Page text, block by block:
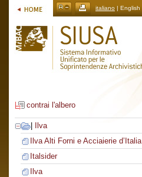
italiano | English
contrai l'albero
Ilva
Ilva Alti Forni e Acciaierie d’Italia
Italsider
Ilva